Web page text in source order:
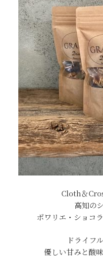
Cloth＆
高知の
ポワリエ・ショコ
ドライフ
優しい甘みと酸